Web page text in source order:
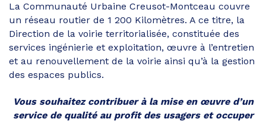
La Communauté Urbaine Creusot-Montceau couvre
un réseau routier de 1 200 Kilomètres. A ce titre, la
Direction de la voirie territorialisée, constituée des
services ingénierie et exploitation, œuvre à l’entretien
et au renouvellement de la voirie ainsi qu’à la gestion
des espaces publics.
Vous souhaitez contribuer à la mise en œuvre d’un
service de qualité au profit des usagers et occuper